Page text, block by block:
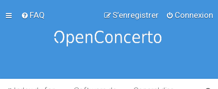
FAQ Connexion
S’enregistrer